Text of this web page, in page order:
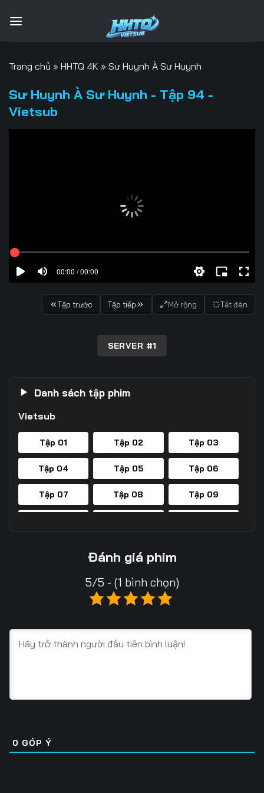
qua
Trang chủ » HHTQ 4K » Sư Huynh À Sư Huynh
Sư Huynh À Sư Huynh - Tập 94 -
Vietsub
00:00 / 00:00
Tập trước Tập tiếp Mở rộng Tắt đèn
SERVER #1
Danh sách tập phim
Vietsub
Tập 01 Tập 02 Tập 03
Tập 04 Tập 05 Tập 06
Tập 07 Tập 08 Tập 09
Tập 20
Tập 25 Tập 26
Tập 31 Tập 32 Tập 33
Tập 37 Tập 38 Tập 39
Đánh giá phim
5/5 - (1 bình chọn)
0 GÓP Ý